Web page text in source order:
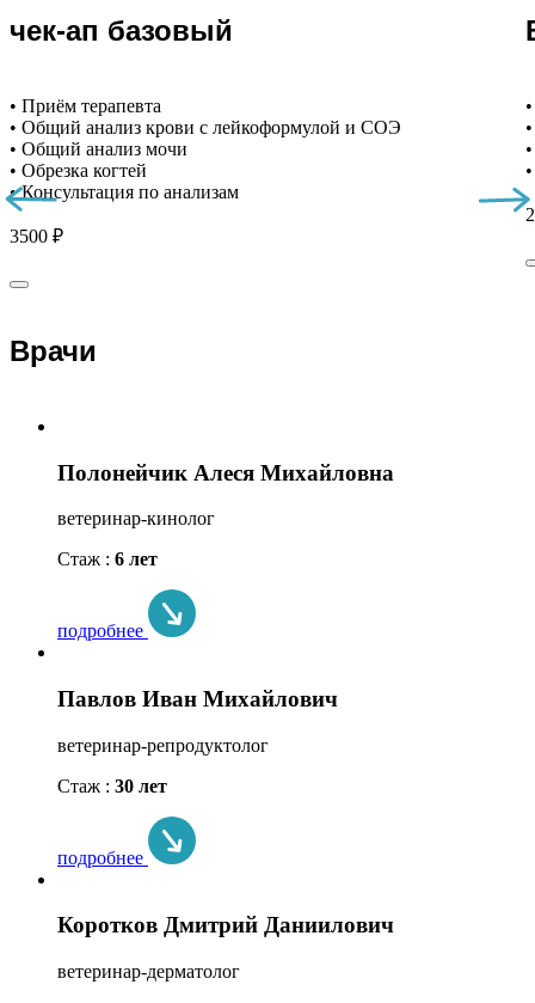
чек-ап базовый
• Приём терапевта
• Общий анализ крови с лейкоформулой и СОЭ
• Общий анализ мочи
• Обрезка когтей
• Консультация по анализам
3500 ₽
Врачи
Полонейчик Алеся Михайловна
ветеринар-кинолог
Стаж : 6 лет
подробнее
Павлов Иван Михайлович
ветеринар-репродуктолог
Стаж : 30 лет
подробнее
Коротков Дмитрий Даниилович
ветеринар-дерматолог